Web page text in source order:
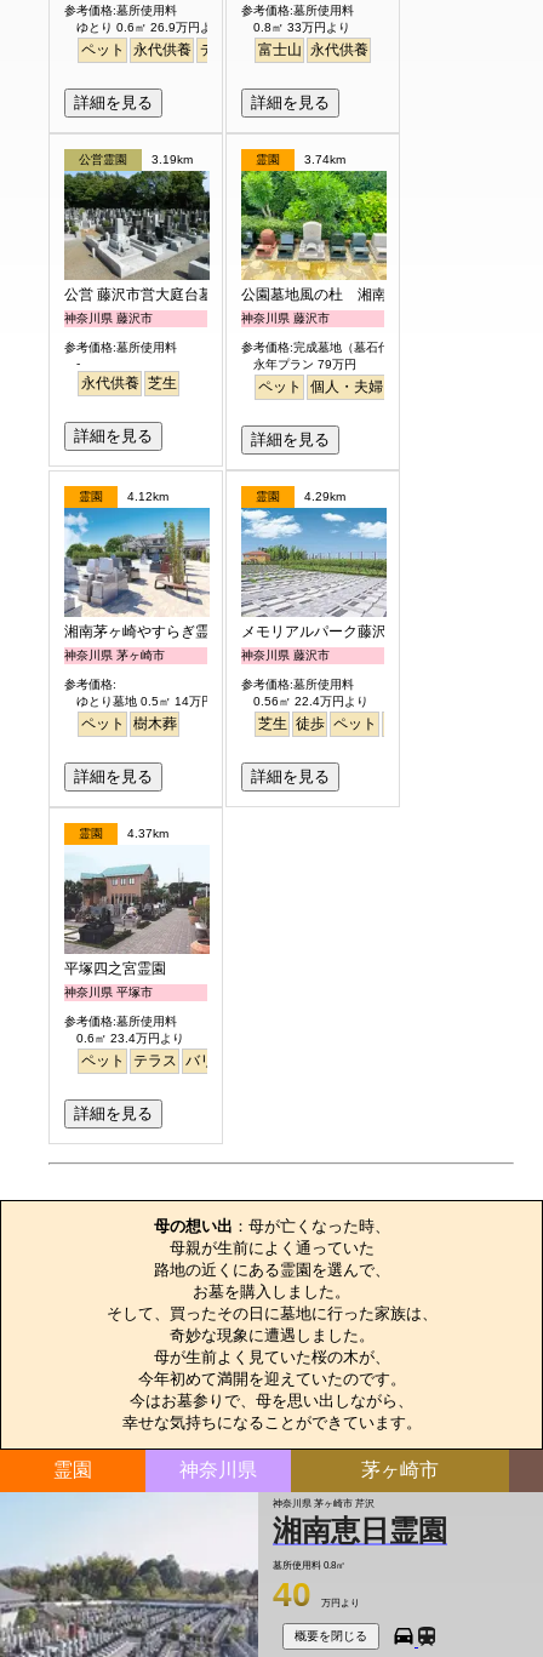
参考価格:墓所使用料
ゆとり 0.6㎡ 26.9万円より
ペット 永代供養 デザイン 明るい
詳細を見る
参考価格:墓所使用料
0.8㎡ 33万円より
富士山 永代供養
詳細を見る
公営霊園 3.19km
公営 藤沢市営大庭台墓園
神奈川県 藤沢市
参考価格:墓所使用料
-
永代供養 芝生
詳細を見る
霊園 3.74km
公園墓地風の杜 湘南庭苑
神奈川県 藤沢市
参考価格:完成墓地（墓石代含）
永年プラン 79万円
ペット 個人・夫婦
詳細を見る
霊園 4.12km
湘南茅ヶ崎やすらぎ霊園
神奈川県 茅ヶ崎市
参考価格:
ゆとり墓地 0.5㎡ 14万円より
ペット 樹木葬
詳細を見る
霊園 4.29km
メモリアルパーク藤沢
神奈川県 藤沢市
参考価格:墓所使用料
0.56㎡ 22.4万円より
芝生 徒歩 ペット
詳細を見る
霊園 4.37km
平塚四之宮霊園
神奈川県 平塚市
参考価格:墓所使用料
0.6㎡ 23.4万円より
ペット テラス バリアフリー
詳細を見る
母の想い出 ：母が亡くなった時、
母親が生前によく通っていた
路地の近くにある霊園を選んで、
お墓を購入しました。
そして、買ったその日に墓地に行った家族は、
奇妙な現象に遭遇しました。
母が生前よく見ていた桜の木が、
今年初めて満開を迎えていたのです。
今はお墓参りで、母を思い出しながら、
幸せな気持ちになることができています。
霊園 神奈川県 茅ヶ崎市
神奈川県 茅ヶ崎市 芹沢
湘南恵日霊園
墓所使用料 0.8㎡
40 万円より
概要を閉じる